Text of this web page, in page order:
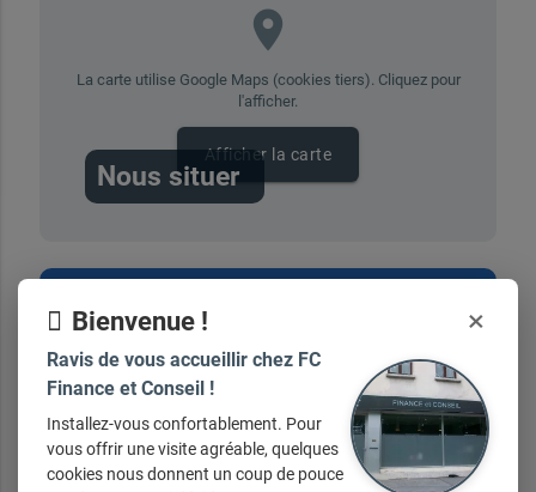
place
La carte utilise Google Maps (cookies tiers). Cliquez pour
l'afficher.
Afficher la carte
Nous situer
Vous avez une question ?
contactez-nous ici
Bienvenue ! ×
Ravis de vous accueillir chez FC
Finance et Conseil !
Installez-vous confortablement. Pour
vous offrir une visite agréable, quelques
cookies nous donnent un coup de pouce